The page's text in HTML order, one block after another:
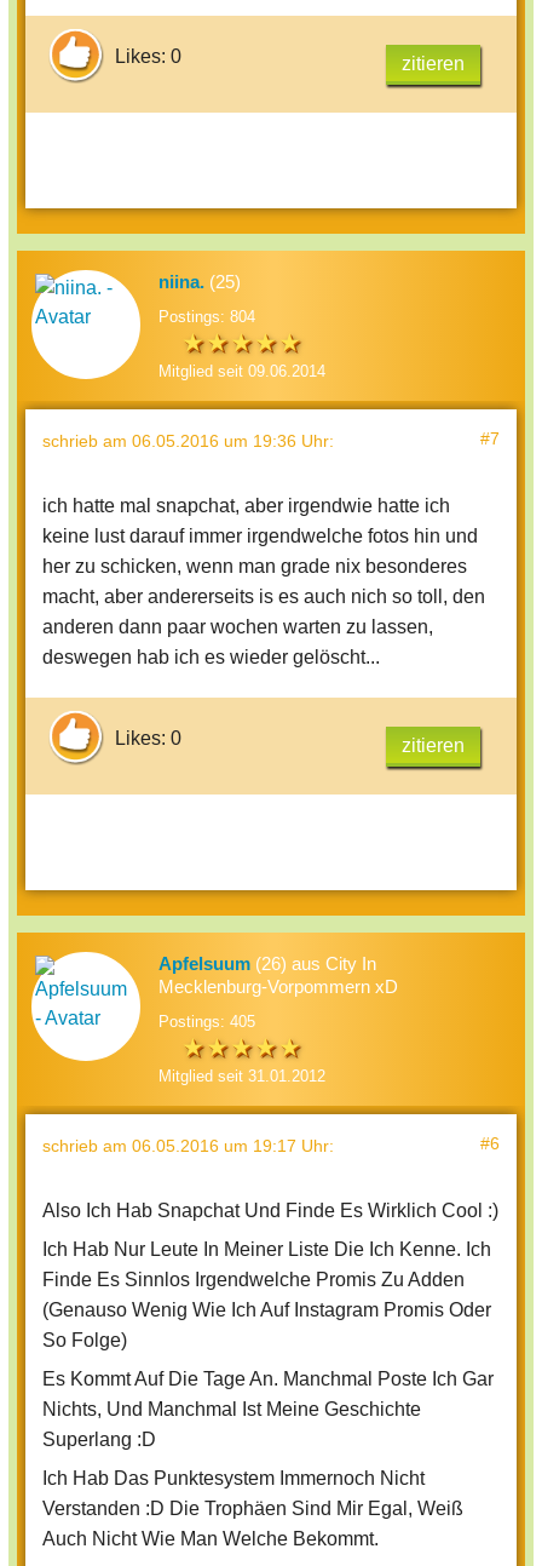
Welche Bekommt.
Ich Denke Goldesel Die App Ist Noch
Nichts Für Dich, Da Das Eine App Zum
Posten Von Fotos Ist, Und Man Auch Ein
Außerdem Ist Sie Im Playstore Mit USK
12 Gekennzeichnet, Das Heißt Sie Ist Am
12 Jahren.
Du Bist Also Noch Zu Jung.
Ich Persönlich Liebe Snapchat Und
Benutze Es Gerne Und Viel :)
Likes: 0 zitieren
niina. (25)
Postings: 804
Mitglied seit 09.06.2014
schrieb am 06.05.2016 um 19:36 Uhr: #7
ich hatte mal snapchat, aber irgendwie hatte ich
keine lust darauf immer irgendwelche fotos hin und
her zu schicken, wenn man grade nix besonderes
macht, aber andererseits is es auch nich so toll, den
anderen dann paar wochen warten zu lassen,
deswegen hab ich es wieder gelöscht...
Likes: 0 zitieren
Apfelsuum (26) aus City In
Mecklenburg-Vorpommern xD
Postings: 405
Mitglied seit 31.01.2012
schrieb am 06.05.2016 um 19:17 Uhr: #6
Also Ich Hab Snapchat Und Finde Es Wirklich Cool :)
Ich Hab Nur Leute In Meiner Liste Die Ich Kenne. Ich
Finde Es Sinnlos Irgendwelche Promis Zu Adden
(Genauso Wenig Wie Ich Auf Instagram Promis Oder
So Folge)
Es Kommt Auf Die Tage An. Manchmal Poste Ich Gar
Nichts, Und Manchmal Ist Meine Geschichte
Superlang :D
Ich Hab Das Punktesystem Immernoch Nicht
Verstanden :D Die Trophäen Sind Mir Egal, Weiß
Auch Nicht Wie Man Welche Bekommt.